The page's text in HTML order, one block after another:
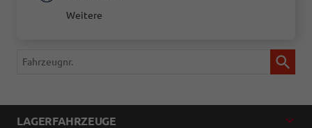
Weitere
Fahrzeugnr.
LAGERFAHRZEUGE